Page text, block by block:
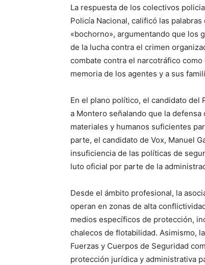
La respuesta de los colectivos
Policía Nacional, calificó las
«bochorno», argumentando que los
de la lucha contra el crimen
combate contra el narcotráfico
memoria de los agentes y a sus
En el plano político, el candidato del
a Montero señalando que la
materiales y humanos suficientes
parte, el candidato de Vox, Manuel
insuficiencia de las políticas de
luto oficial por parte de la
Desde el ámbito profesional, la
operan en zonas de alta
medios específicos de protección,
chalecos de flotabilidad. Asimismo,
Fuerzas y Cuerpos de Seguridad
protección jurídica y administrativa